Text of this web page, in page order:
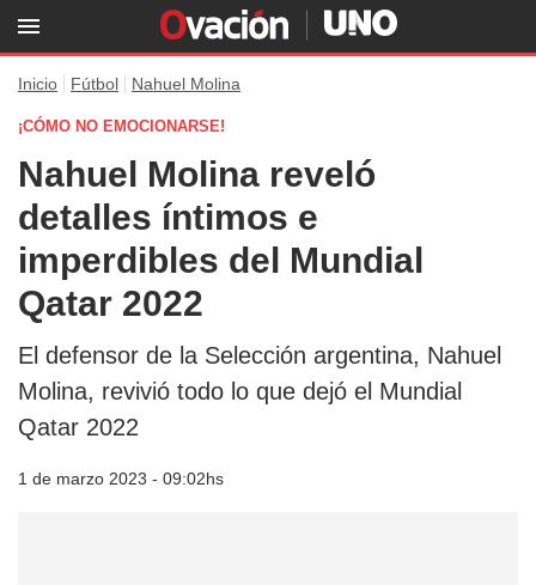
Inicio Fútbol Nahuel Molina
¡CÓMO NO EMOCIONARSE!
Nahuel Molina reveló
detalles íntimos e
imperdibles del Mundial
Qatar 2022
El defensor de la Selección argentina, Nahuel
Molina, revivió todo lo que dejó el Mundial
Qatar 2022
1 de marzo 2023 - 09:02hs